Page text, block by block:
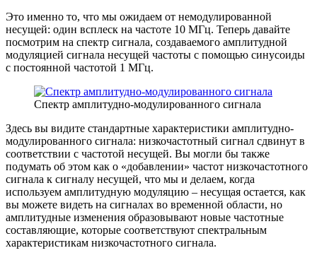
Это именно то, что мы ожидаем от немодулированной
несущей: один всплеск на частоте 10 МГц. Теперь давайте
посмотрим на спектр сигнала, создаваемого амплитудной
модуляцией сигнала несущей частоты с помощью синусоиды
с постоянной частотой 1 МГц.
Спектр амплитудно-модулированного сигнала
Здесь вы видите стандартные характеристики амплитудно-
модулированного сигнала: низкочастотный сигнал сдвинут в
соответствии с частотой несущей. Вы могли бы также
подумать об этом как о «добавлении» частот низкочастотного
сигнала к сигналу несущей, что мы и делаем, когда
используем амплитудную модуляцию – несущая остается, как
вы можете видеть на сигналах во временной области, но
амплитудные изменения образовывают новые частотные
составляющие, которые соответствуют спектральным
характеристикам низкочастотного сигнала.